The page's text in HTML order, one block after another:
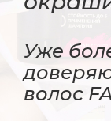
Уже
волос